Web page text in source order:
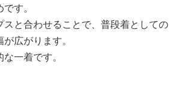
す。
スと合わせることで、普段着としての
広がります。
一着です。